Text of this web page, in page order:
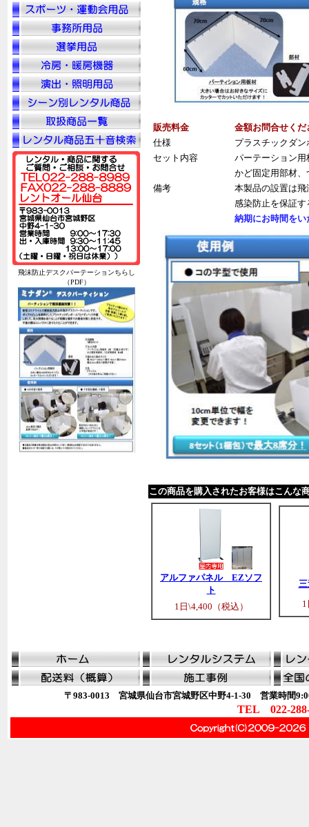
飛沫防止デスクパーテーションちらし
（PDF）
販売料金
金額お問合せくだ
仕様
プラスチックダン
セット内容
パーテーション
かど固定用部材
備考
本製品の設置は
感染防止を保証
納期にお時間を
この商品を購入されたお客様はこんな
アルファパネル EZソフ
ト
1日\4,400（税込）
〒983-0013 宮城県仙台市宮城野区中野4-1-30 営業時間
TEL 022-